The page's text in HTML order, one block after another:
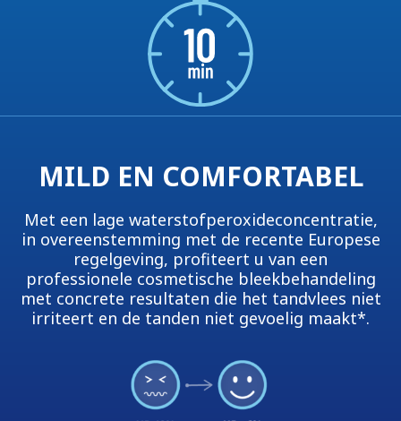
MILD EN COMFORTABEL
Met een lage waterstofperoxideconcentratie,
in overeenstemming met de recente Europese
regelgeving, profiteert u van een
professionele cosmetische bleekbehandeling
met concrete resultaten die het tandvlees niet
irriteert en de tanden niet gevoelig maakt*.